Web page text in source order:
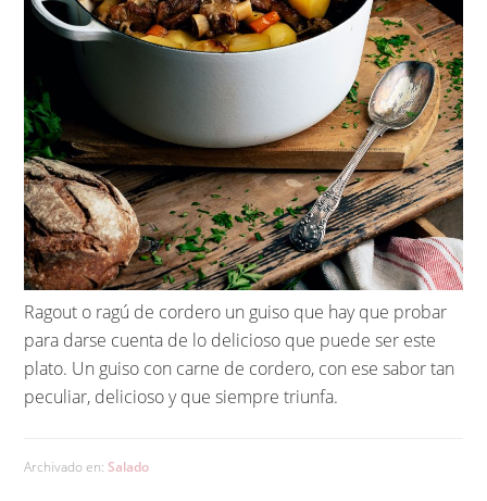
Ragout o ragú de cordero un guiso que hay que probar
para darse cuenta de lo delicioso que puede ser este
plato. Un guiso con carne de cordero, con ese sabor tan
peculiar, delicioso y que siempre triunfa.
Archivado en: Salado